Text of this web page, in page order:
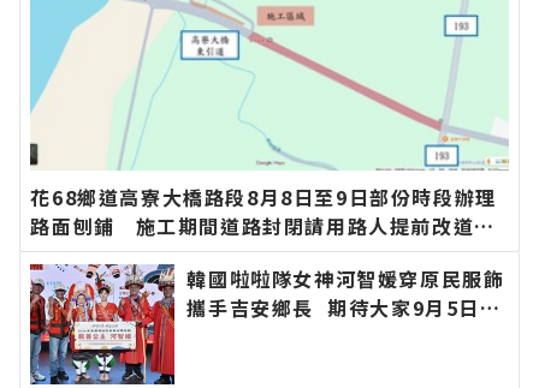
花68鄉道高寮大橋路段8月8日至9日部份時段辦理
路面刨鋪 施工期間道路封閉請用路人提前改道∣
花蓮新聞網官方網站各類新聞－最快速的今日新聞
報導 最新的在地資訊！韓國啦啦隊女神河智媛穿原民服飾
攜手吉安鄉長 期待大家9月5日參